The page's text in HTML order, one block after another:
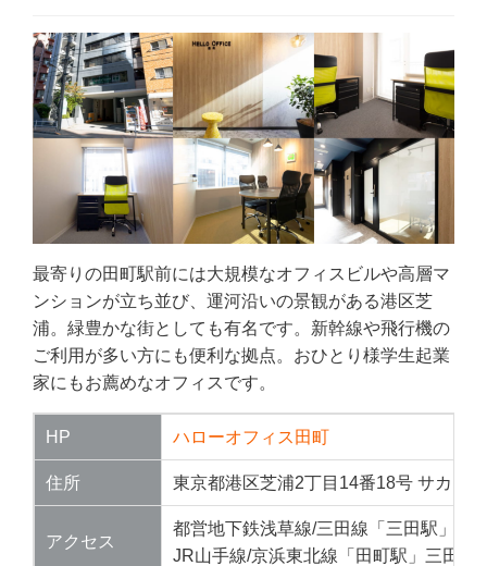
最寄りの田町駅前には大規模なオフィスビルや高層マ
ンションが立ち並び、運河沿いの景観がある港区芝
浦。緑豊かな街としても有名です。新幹線や飛行機の
ご利用が多い方にも便利な拠点。おひとり様学生起業
家にもお薦めなオフィスです。
HP ハローオフィス田町
住所 東京都港区芝浦2丁目14番18号 サカイ
アクセス
都営地下鉄浅草線/三田線「三田駅」徒
JR山手線/京浜東北線「田町駅」三田口